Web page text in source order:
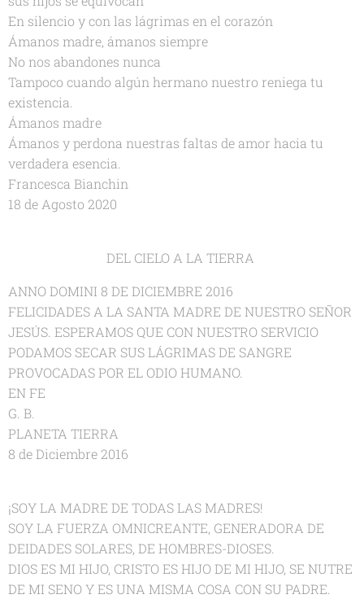
En silencio y con las lágrimas en el corazón
Ámanos madre, ámanos siempre
No nos abandones nunca
Tampoco cuando algún hermano nuestro reniega tu
existencia.
Ámanos madre
Ámanos y perdona nuestras faltas de amor hacia tu
verdadera esencia.
Francesca Bianchin
18 de Agosto 2020
DEL CIELO A LA TIERRA
ANNO DOMINI 8 DE DICIEMBRE 2016
FELICIDADES A LA SANTA MADRE DE NUESTRO SEÑOR
JESÚS. ESPERAMOS QUE CON NUESTRO SERVICIO
PODAMOS SECAR SUS LÁGRIMAS DE SANGRE
PROVOCADAS POR EL ODIO HUMANO.
EN FE
G. B.
PLANETA TIERRA
8 de Diciembre 2016
¡SOY LA MADRE DE TODAS LAS MADRES!
SOY LA FUERZA OMNICREANTE, GENERADORA DE
DEIDADES SOLARES, DE HOMBRES-DIOSES.
DIOS ES MI HIJO, CRISTO ES HIJO DE MI HIJO, SE NUTRE
DE MI SENO Y ES UNA MISMA COSA CON SU PADRE.